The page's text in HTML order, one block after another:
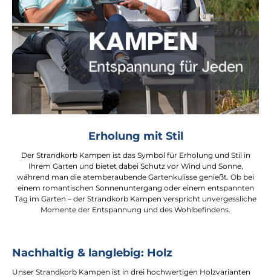
Erholung mit Stil
Der Strandkorb Kampen ist das Symbol für Erholung und Stil in
Ihrem Garten und bietet dabei Schutz vor Wind und Sonne,
während man die atemberaubende Gartenkulisse genießt. Ob bei
einem romantischen Sonnenuntergang oder einem entspannten
Tag im Garten – der Strandkorb Kampen verspricht unvergessliche
Momente der Entspannung und des Wohlbefindens.
Nachhaltig & langlebig: Holz
Unser Strandkorb Kampen ist in drei hochwertigen Holzvarianten